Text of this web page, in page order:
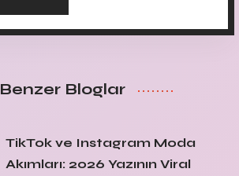
Benzer Bloglar
TikTok ve Instagram Moda
Akımları: 2026 Yazının Viral